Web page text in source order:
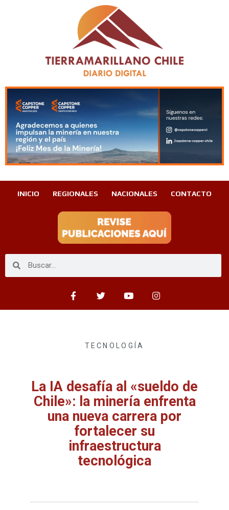
INICIO REGIONALES NACIONALES CONTACTO
TECNOLOGÍA
La IA desafía al «sueldo de
Chile»: la minería enfrenta
una nueva carrera por
fortalecer su
infraestructura
tecnológica